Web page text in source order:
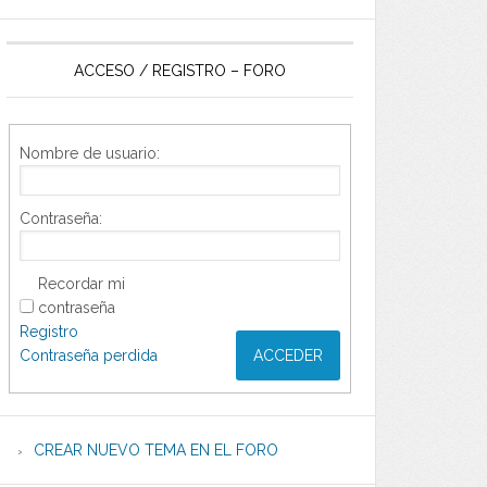
ACCESO / REGISTRO – FORO
Nombre de usuario:
Contraseña:
Recordar mi
contraseña
ACCEDER
Registro
Contraseña perdida
CREAR NUEVO TEMA EN EL FORO